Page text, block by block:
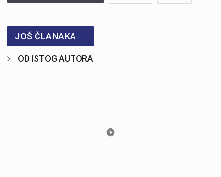
JOŠ ČLANAKA
OD ISTOG AUTORA